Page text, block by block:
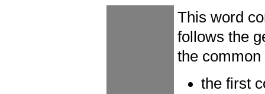
This word
follows the
the
the first